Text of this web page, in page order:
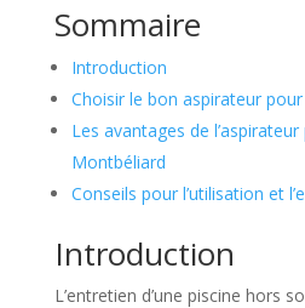
Sommaire
Introduction
Choisir le bon aspirateur
Les avantages de
Montbéliard
Conseils pour l’utilisation et
Introduction
L’entretien d’une piscine hors